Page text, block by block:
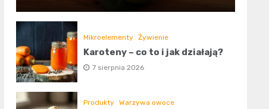
Mikroelementy Żywienie
Karoteny – co to i jak działają?
7 sierpnia 2026
Produkty Warzywa owoce